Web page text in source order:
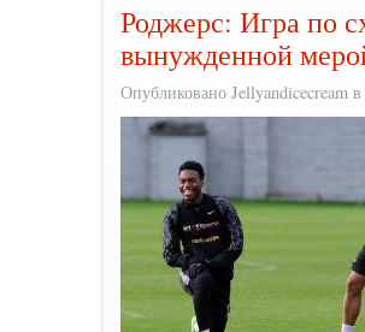
Роджерс: Игра по
вынужденной
Опубликовано Jellyandicecream